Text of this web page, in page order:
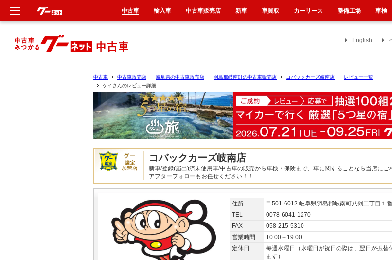
English
中古車 中古車販売店 岐阜県の中古車販売店 羽島郡岐南町の中古車販売店 コバックカーズ岐南店
レビュー一覧
ケイさんのレビュー詳細
コバックカーズ岐南店
新車/登録(届出)済未使用車/中古車の販売から車検・保険まで、車に関することなら当店にご
アフターフォローもお任せください！！
住所
〒501-6012 岐阜県羽島郡岐南町八剣二丁目１
TEL
0078-6041-1270
FAX
058-215-5310
営業時間
10:00～19:00
定休日
毎週水曜日（水曜日が祝日の際は、翌日が振替
ます）
中古車 輸入車 中古車販売店 新車 車買取 カーリース 整備工場 車検
新車